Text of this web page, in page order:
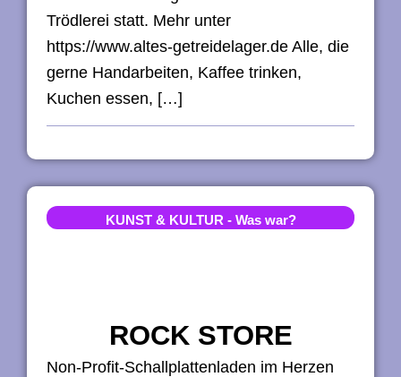
Trödlerei statt. Mehr unter
https://www.altes-getreidelager.de Alle, die
gerne Handarbeiten, Kaffee trinken,
Kuchen essen, […]
ROCK STORE
Non-Profit-Schallplattenladen im Herzen
KUNST & KULTUR - Was war?